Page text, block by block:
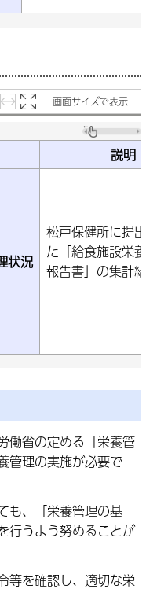
画面サイズで表示
説明
状況
松戸保健所に提出
た「給食施設栄養
報告書」の集計結
働省の定める「栄養管
管理の実施が必要で
も、「栄養管理の基
行うよう努めることが
等を確認し、適切な栄